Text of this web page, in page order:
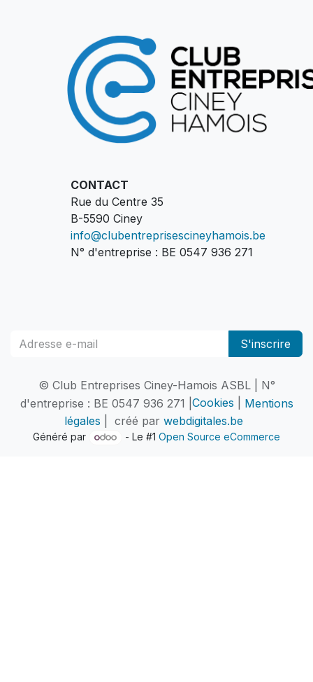
CONTACT
Rue du Centre 35
B-5590 Ciney
info@clubentreprisescineyhamois.be
N° d'entreprise : BE 0547 936 271
S'inscrire
© Club Entreprises Ciney-Hamois ASBL | N°
d'entreprise : BE 0547 936 271 | Cookies
Mentions
légales | créé par webdigitales.be
Généré par - Le #1Open Source eCommerce